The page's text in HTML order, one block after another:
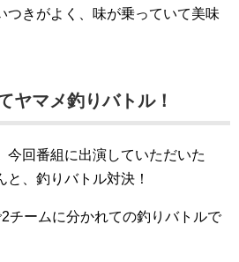
つきがよく、味が乗っていて美味
ヤマメ釣りバトル！
今回番組に出演していただいた
と、釣りバトル対決！
チームに分かれての釣りバトルで